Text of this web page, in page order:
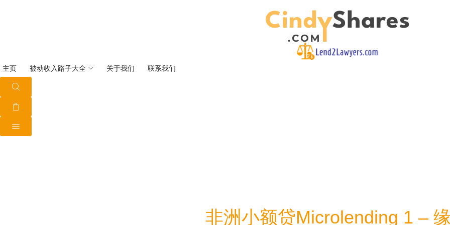
主页 被动收入路子大全 关于我们 联系我们
非洲小额贷Microlending 1 –